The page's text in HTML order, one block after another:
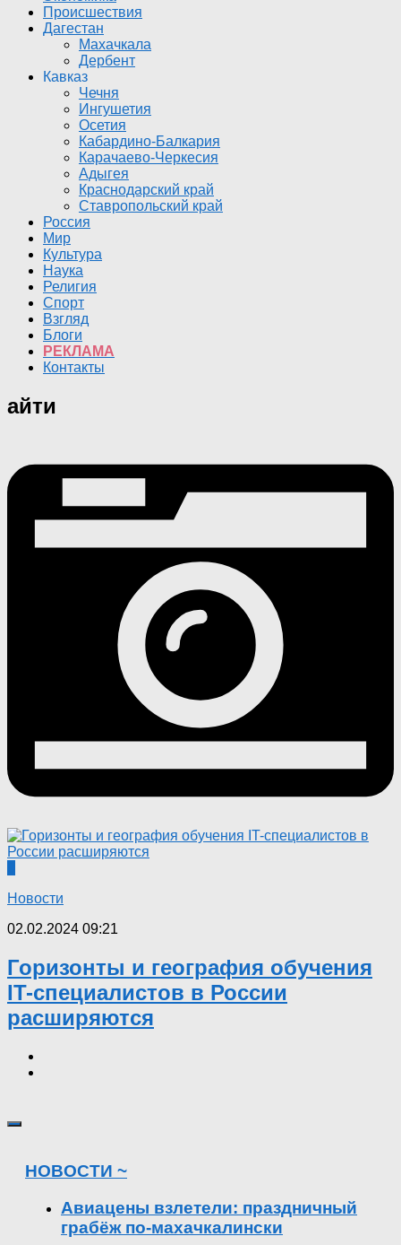
Происшествия
Дагестан
Махачкала
Дербент
Кавказ
Чечня
Ингушетия
Осетия
Кабардино-Балкария
Карачаево-Черкесия
Адыгея
Краснодарский край
Ставропольский край
Россия
Мир
Культура
Наука
Религия
Спорт
Взгляд
Блоги
РЕКЛАМА
Контакты
айти
Новости
02.02.2024 09:21
Горизонты и география обучения
IT-специалистов в России
расширяются
НОВОСТИ ~
Авиацены взлетели: праздничный
грабёж по-махачкалински